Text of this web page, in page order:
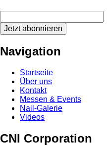
Jetzt abonnieren
Navigation
Startseite
Über uns
Kontakt
Messen & Events
Nail-Galerie
Videos
CNI Corporation